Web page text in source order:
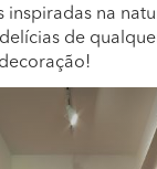
inspiradas na
de